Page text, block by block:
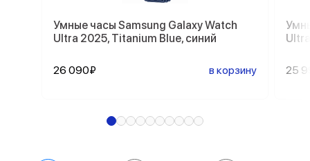
Умные часы Samsung Galaxy Watch
Ultra 2025, Titanium Blue, синий
26 090₽ в корзину 25